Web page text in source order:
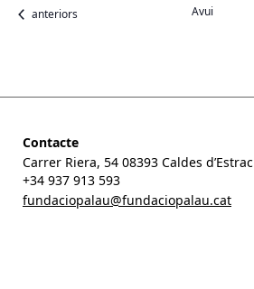
Esdeveniments
anteriors Avui
Contacte
Carrer Riera, 54 08393 Caldes d’Estrac
+34 937 913 593
fundaciopalau@fundaciopalau.cat